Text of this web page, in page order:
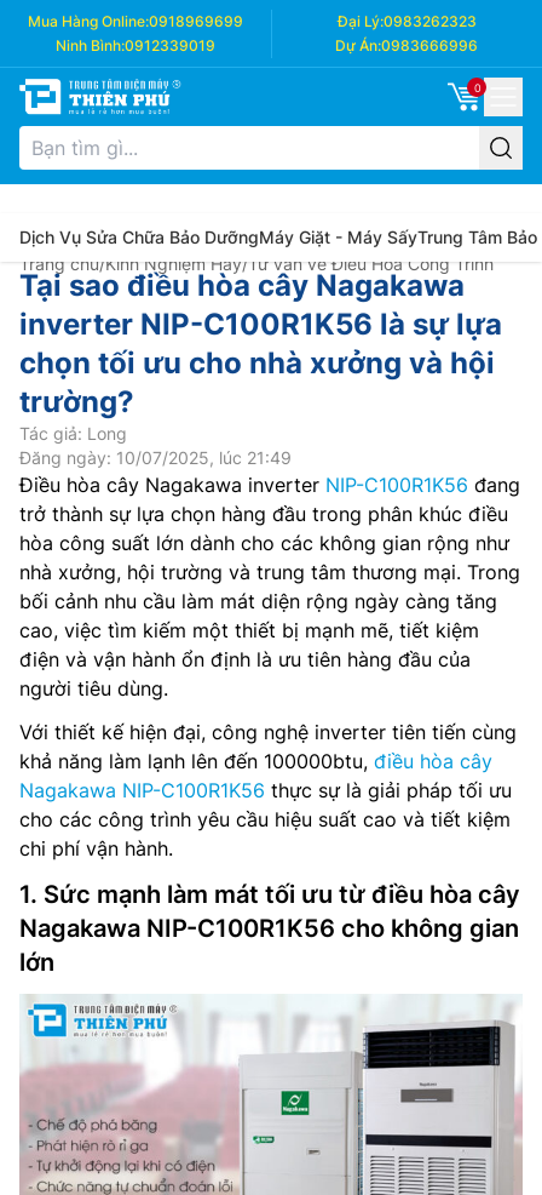
Mua Hàng Online:0918969699 Đại Lý:0983262323
Ninh Bình:0912339019 Dự Án:0983666996
0
Dịch Vụ Sửa Chữa Bảo DưỡngMáy Giặt - Máy SấyTrung Tâm Bảo
Trang chủ/Kinh Nghiệm Hay/Tư vấn về Điều Hòa Công Trình
Tại sao điều hòa cây Nagakawa
inverter NIP-C100R1K56 là sự lựa
chọn tối ưu cho nhà xưởng và hội
trường?
Tác giả: Long
Đăng ngày: 10/07/2025, lúc 21:49
Điều hòa cây Nagakawa inverter NIP-C100R1K56 đang
trở thành sự lựa chọn hàng đầu trong phân khúc điều
hòa công suất lớn dành cho các không gian rộng như
nhà xưởng, hội trường và trung tâm thương mại. Trong
bối cảnh nhu cầu làm mát diện rộng ngày càng tăng
cao, việc tìm kiếm một thiết bị mạnh mẽ, tiết kiệm
điện và vận hành ổn định là ưu tiên hàng đầu của
người tiêu dùng.
Với thiết kế hiện đại, công nghệ inverter tiên tiến cùng
khả năng làm lạnh lên đến 100000btu, điều hòa cây
Nagakawa NIP-C100R1K56 thực sự là giải pháp tối ưu
cho các công trình yêu cầu hiệu suất cao và tiết kiệm
chi phí vận hành.
1. Sức mạnh làm mát tối ưu từ điều hòa cây
Nagakawa NIP-C100R1K56 cho không gian
lớn